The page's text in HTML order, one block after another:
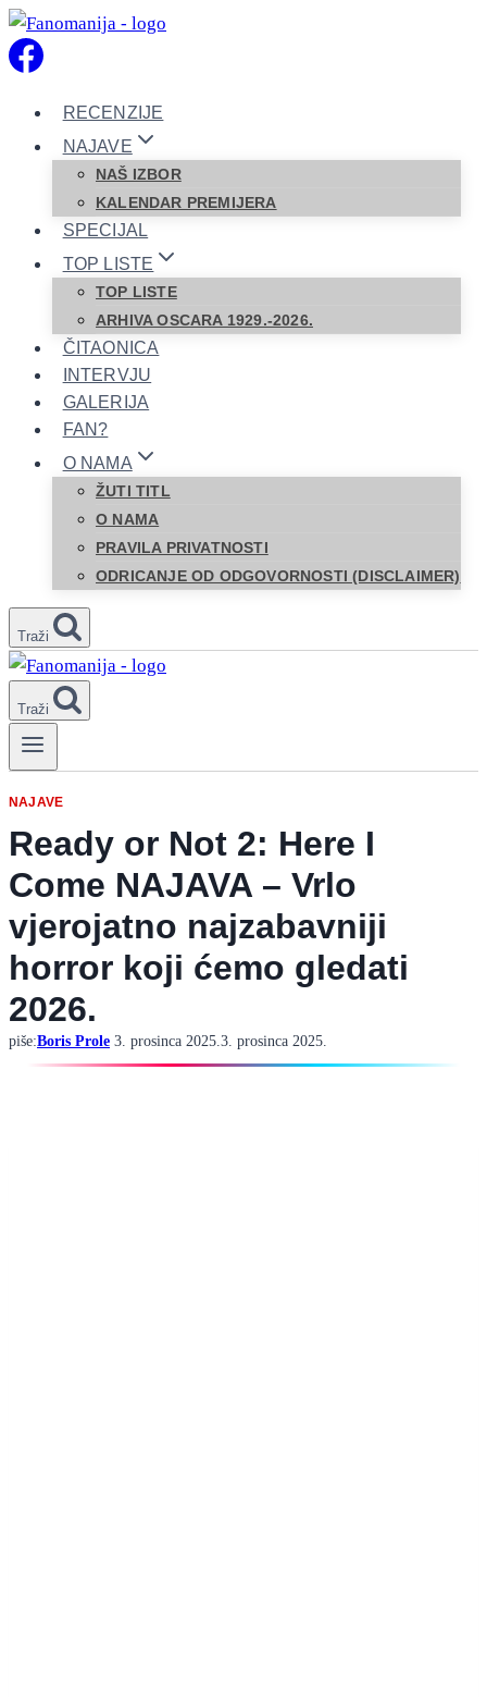
Skip
to
RECENZIJE
NAJAVE
NAŠ IZBOR
KALENDAR PREMIJERA
SPECIJAL
TOP LISTE
TOP LISTE
ARHIVA OSCARA 1929.-2026.
ČITAONICA
INTERVJU
GALERIJA
FAN?
O NAMA
ŽUTI TITL
O NAMA
PRAVILA PRIVATNOSTI
ODRICANJE OD ODGOVORNOSTI (DISCLAIMER)
Traži
Traži
NAJAVE
Ready or Not 2: Here I
Come NAJAVA – Vrlo
vjerojatno najzabavniji
horror koji ćemo gledati
2026.
piše:Boris Prole 3. prosinca 2025.3. prosinca 2025.